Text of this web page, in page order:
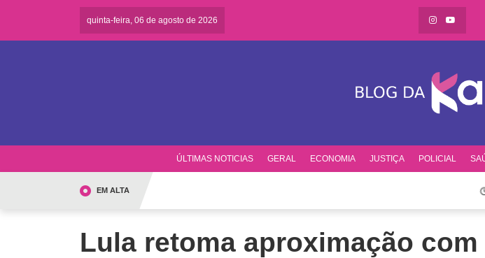
quinta-feira, 06 de agosto de 2026
ÚLTIMAS NOTICIAS GERAL ECONOMIA JUSTIÇA POLICIAL
EM ALTA PT
Lula retoma aproximação com